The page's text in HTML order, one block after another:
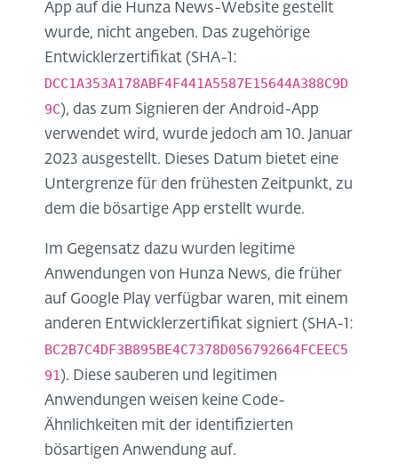
App auf die Hunza News-Website gestellt
wurde, nicht angeben. Das zugehörige
Entwicklerzertifikat (SHA-1:
DCC1A353A178ABF4F441A5587E15644A388C9D
9C), das zum Signieren der Android-App
verwendet wird, wurde jedoch am 10. Januar
2023 ausgestellt. Dieses Datum bietet eine
Untergrenze für den frühesten Zeitpunkt, zu
dem die bösartige App erstellt wurde.
Im Gegensatz dazu wurden legitime
Anwendungen von Hunza News, die früher
auf Google Play verfügbar waren, mit einem
anderen Entwicklerzertifikat signiert (SHA-1:
BC2B7C4DF3B895BE4C7378D056792664FCEEC5
91). Diese sauberen und legitimen
Anwendungen weisen keine Code-
Ähnlichkeiten mit der identifizierten
bösartigen Anwendung auf.